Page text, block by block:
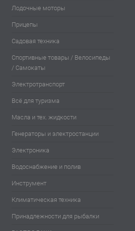
Лодочные моторы
Прицепы
Садовая техника
Спортивные товары / Велосипеды
/ Самокаты
Электротранспорт
Всё для туризма
Масла и тех. жидкости
Генераторы и электростанции
Электроника
Водоснабжение и полив
Инструмент
Климатическая техника
Принадлежности для рыбалки